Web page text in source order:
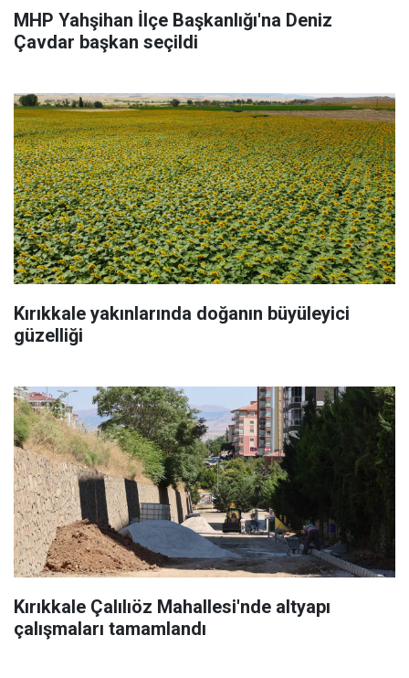
MHP Yahşihan İlçe Başkanlığı'na Deniz
Çavdar başkan seçildi
Kırıkkale yakınlarında doğanın büyüleyici
güzelliği
Kırıkkale Çalılıöz Mahallesi'nde altyapı
çalışmaları tamamlandı